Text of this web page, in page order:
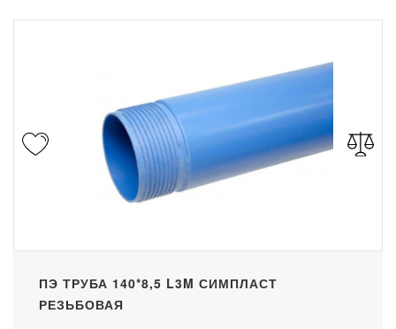
ПЭ ТРУБА 140*8,5 L3M СИМПЛАСТ
РЕЗЬБОВАЯ